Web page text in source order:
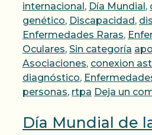
internacional , Día Mundial ,
genético, Discapacidad ,
Enfermedades Raras,
Oculares, Sin categoría
Asociaciones, conexion
diagnóstico,
personas, rtpa Deja un
Día Mundial de